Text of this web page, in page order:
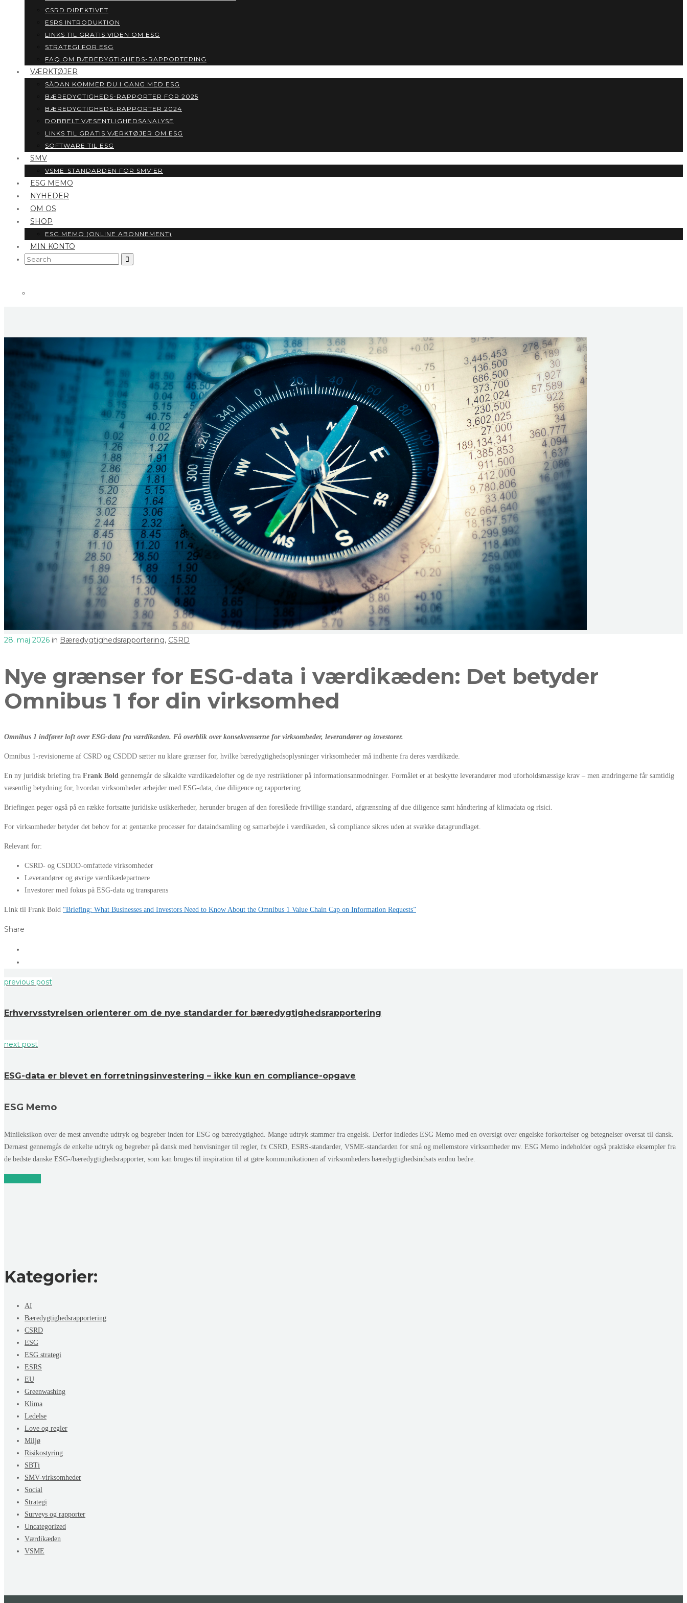
CSRD DIREKTIVET
ESRS INTRODUKTION
LINKS TIL GRATIS VIDEN OM ESG
STRATEGI FOR ESG
FAQ OM BÆREDYGTIGHEDS-RAPPORTERING
VÆRKTØJER
SÅDAN KOMMER DU I GANG MED ESG
BÆREDYGTIGHEDS-RAPPORTER FOR 2025
BÆREDYGTIGHEDS-RAPPORTER 2024
DOBBELT VÆSENTLIGHEDSANALYSE
LINKS TIL GRATIS VÆRKTØJER OM ESG
SOFTWARE TIL ESG
SMV
VSME-STANDARDEN FOR SMV’ER
ESG MEMO
NYHEDER
OM OS
SHOP
ESG MEMO (ONLINE ABONNEMENT)
MIN KONTO
Search
28. maj 2026 in Bæredygtighedsrapportering, CSRD
Nye grænser for ESG-data i værdikæden: Det betyder
Omnibus 1 for din virksomhed
Omnibus 1 indfører loft over ESG-data fra værdikæden. Få overblik over konsekvenserne for virksomheder, leverandører og investorer.
Omnibus 1-revisionerne af CSRD og CSDDD sætter nu klare grænser for, hvilke bæredygtighedsoplysninger virksomheder må indhente fra deres værdikæde.
En ny juridisk briefing fra Frank Bold gennemgår de såkaldte værdikædelofter og de nye restriktioner på informationsanmodninger. Formålet er at beskytte leverandører mod uforholdsmæssige krav – men ændringerne får samtidig
væsentlig betydning for, hvordan virksomheder arbejder med ESG-data, due diligence og rapportering.
Briefingen peger også på en række fortsatte juridiske usikkerheder, herunder brugen af den foreslåede frivillige standard, afgrænsning af due diligence samt håndtering af klimadata og risici.
For virksomheder betyder det behov for at gentænke processer for dataindsamling og samarbejde i værdikæden, så compliance sikres uden at svække datagrundlaget.
Relevant for:
CSRD- og CSDDD-omfattede virksomheder
Leverandører og øvrige værdikædepartnere
Investorer med fokus på ESG-data og transparens
Link til Frank Bold “Briefing: What Businesses and Investors Need to Know About the Omnibus 1 Value Chain Cap on Information Requests”
Share
previous post
Erhvervsstyrelsen orienterer om de nye standarder for bæredygtighedsrapportering
next post
ESG-data er blevet en forretningsinvestering – ikke kun en compliance-opgave
ESG Memo
Minileksikon over de mest anvendte udtryk og begreber inden for ESG og bæredygtighed. Mange udtryk stammer fra engelsk. Derfor indledes ESG Memo med en oversigt over engelske forkortelser og betegnelser oversat til dansk.
Dernæst gennemgås de enkelte udtryk og begreber på dansk med henvisninger til regler, fx CSRD, ESRS-standarder, VSME-standarden for små og mellemstore virksomheder mv. ESG Memo indeholder også praktiske eksempler fra
de bedste danske ESG-/bæredygtighedsrapporter, som kan bruges til inspiration til at gøre kommunikationen af virksomheders bæredygtighedsindsats endnu bedre.
Kategorier:
AI
Bæredygtighedsrapportering
CSRD
ESG
ESG strategi
ESRS
EU
Greenwashing
Klima
Ledelse
Love og regler
Miljø
Risikostyring
SBTi
SMV-virksomheder
Social
Strategi
Surveys og rapporter
Uncategorized
Værdikæden
VSME